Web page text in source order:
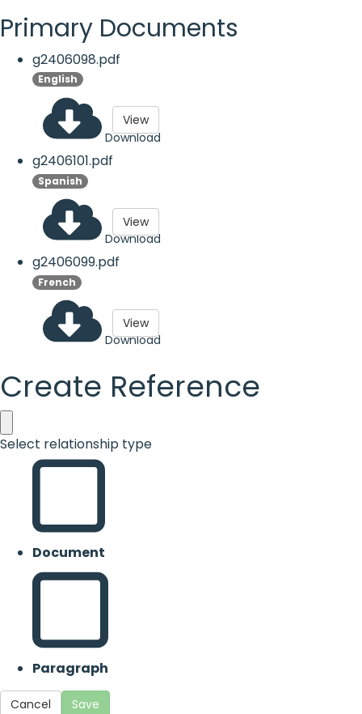
Primary Documents
g2406098.pdf
English
Download
View
g2406101.pdf
Spanish
Download
View
g2406099.pdf
French
Download
View
Create Reference
Select relationship type
Document
Paragraph
Cancel Save